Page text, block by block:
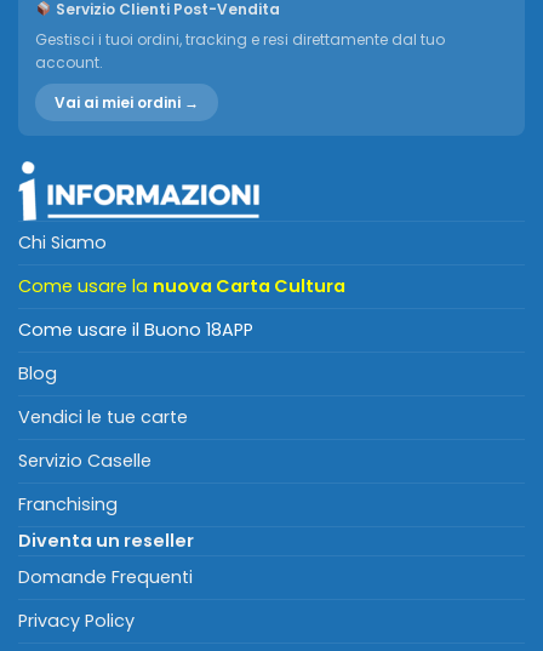
Servizio Clienti Post-Vendita
Gestisci i tuoi ordini, tracking e resi direttamente dal tuo
account.
Vai ai miei ordini →
Chi Siamo
Come usare la nuova Carta Cultura
Come usare il Buono 18APP
Blog
Vendici le tue carte
Servizio Caselle
Franchising
Diventa un reseller
Domande Frequenti
Privacy Policy